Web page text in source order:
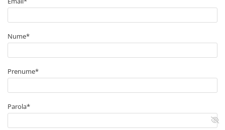
Nume*
Prenume*
Parola*